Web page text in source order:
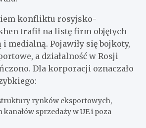
konfliktu rosyjsko-
trafił na listę firm objętych
medialną. Pojawiły się bojkoty,
a działalność w Rosji
Dla korporacji oznaczało
rynków eksportowych,
sprzedaży w UE i poza